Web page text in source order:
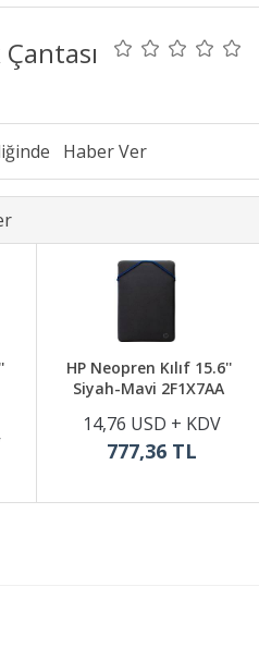
HP Neopren Kılıf 15.6''
Siyah-Mavi 2F1X7AA
14,76 USD + KDV
777,36 TL